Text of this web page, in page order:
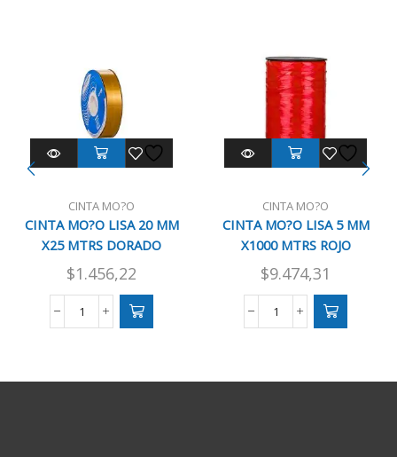
CINTA MO?O
CINTA MO?O LISA 20 MM
X25 MTRS DORADO
$1.456,22
CINTA
20
CINTA MO?O
CINTA MO?O LISA 5 MM
X1000 MTRS ROJO
$9.474,31
CINTA
5